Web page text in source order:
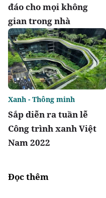
đáo cho mọi không
gian trong nhà
Sắp diễn ra tuần lễ
Công trình xanh Việt
Nam 2022
Xanh - Thông minh
Đọc thêm